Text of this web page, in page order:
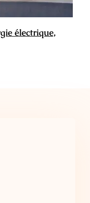
électrique,